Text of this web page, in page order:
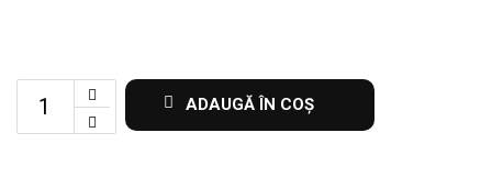
Set
ADAUGĂ ÎN COȘ